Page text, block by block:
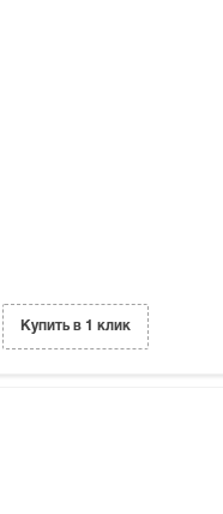
Купить в 1 клик